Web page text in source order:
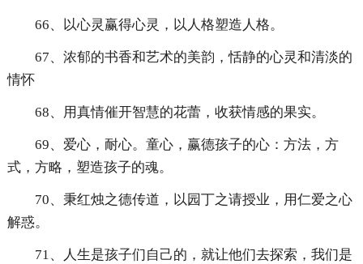
66、以心灵赢得心灵，以人格塑造人格。
67、浓郁的书香和艺术的美韵，恬静的心灵和清淡的
情怀
68、用真情催开智慧的花蕾，收获情感的果实。
69、爱心，耐心。童心，赢德孩子的心：方法，方
式，方略，塑造孩子的魂。
70、秉红烛之德传道，以园丁之请授业，用仁爱之心
解惑。
71、人生是孩子们自己的，就让他们去探索，我们是